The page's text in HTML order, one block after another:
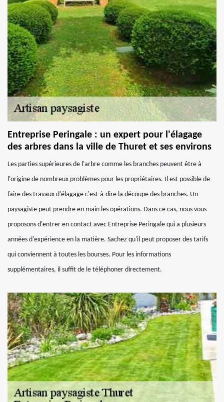
Entreprise Peringale : un expert pour l'élagage
des arbres dans la ville de Thuret et ses environs
Les parties supérieures de l'arbre comme les branches peuvent être à
l'origine de nombreux problèmes pour les propriétaires. Il est possible de
faire des travaux d'élagage c'est-à-dire la découpe des branches. Un
paysagiste peut prendre en main les opérations. Dans ce cas, nous vous
proposons d'entrer en contact avec Entreprise Peringale qui a plusieurs
années d'expérience en la matière. Sachez qu'il peut proposer des tarifs
qui conviennent à toutes les bourses. Pour les informations
supplémentaires, il suffit de le téléphoner directement.